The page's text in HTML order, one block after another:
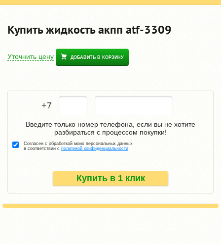
Купить жидкость акпп atf-3309
Уточнить цену ДОБАВИТЬ В КОРЗИНУ
+7
Купить в 1 клик
Введите только номер телефона, если вы не хотите
разбираться с процессом покупки!
Согласен с обработкой моих персональных данных
в соответствии с политикой конфиденциальности